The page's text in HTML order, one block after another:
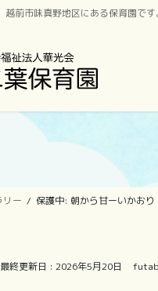
前市味真野地区にある保育園です
リー 保護中: 朝から甘ーいかおり
終更新日 : 2026年5月20日